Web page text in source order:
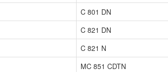
C 801 DN
C 821 DN
C 821 N
MC 851 CDTN